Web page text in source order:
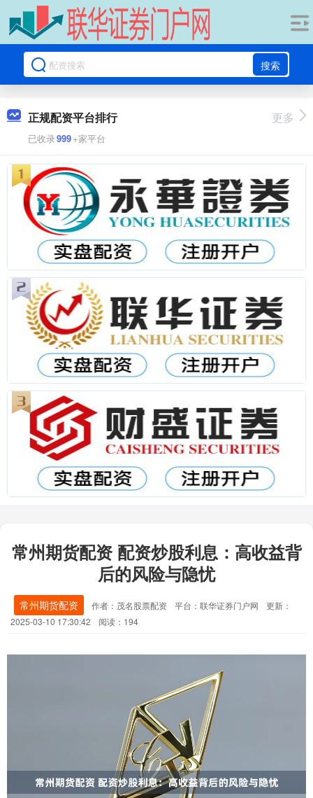
搜索
正规配资平台排行
已收录999+家平台
更多
常州期货配资 配资炒股利息：高收益背
后的风险与隐忧
常州期货配资 作者：茂名股票配资 平台：联华证券门户网
更新：
2025-03-10 17:30:42
阅读：194